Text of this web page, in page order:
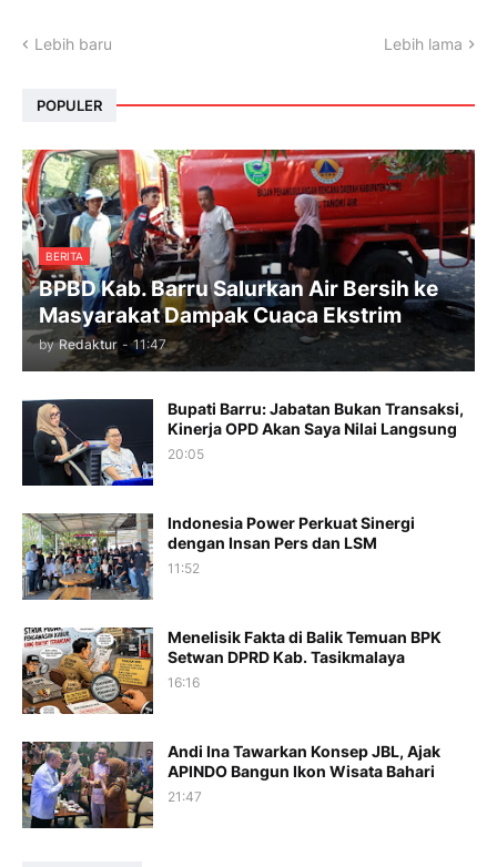
Lebih baru Lebih lama
POPULER
BERITA
BPBD Kab. Barru Salurkan Air Bersih ke
Masyarakat Dampak Cuaca Ekstrim
by Redaktur - 11:47
Bupati Barru: Jabatan Bukan Transaksi,
Kinerja OPD Akan Saya Nilai Langsung
20:05
Indonesia Power Perkuat Sinergi
dengan Insan Pers dan LSM
11:52
Menelisik Fakta di Balik Temuan BPK
Setwan DPRD Kab. Tasikmalaya
16:16
Andi Ina Tawarkan Konsep JBL, Ajak
APINDO Bangun Ikon Wisata Bahari
21:47